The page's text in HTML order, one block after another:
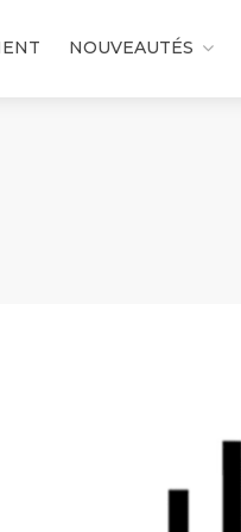
NOUVEAUTÉS